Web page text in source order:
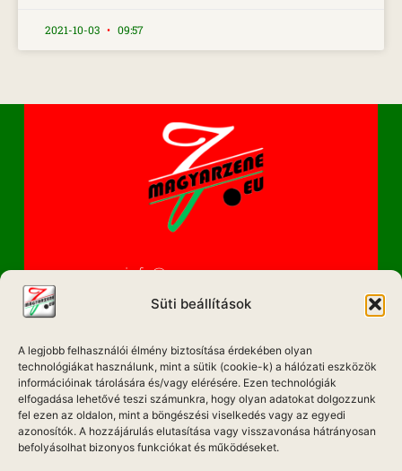
Süti beállítások
A legjobb felhasználói élmény biztosítása érdekében olyan
technológiákat használunk, mint a sütik (cookie-k) a hálózati eszközök
információinak tárolására és/vagy elérésére. Ezen technológiák
elfogadása lehetővé teszi számunkra, hogy olyan adatokat dolgozzunk
fel ezen az oldalon, mint a böngészési viselkedés vagy az egyedi
azonosítók. A hozzájárulás elutasítása vagy visszavonása hátrányosan
befolyásolhat bizonyos funkciókat és működéseket.
2021-10-03 09:57
info@magyarzene.eu
IMPRESSZUM
ETIKAI KÓDEX
MÉDIA AJÁNLAT
ADATKEZELÉSI NYILATKOZAT